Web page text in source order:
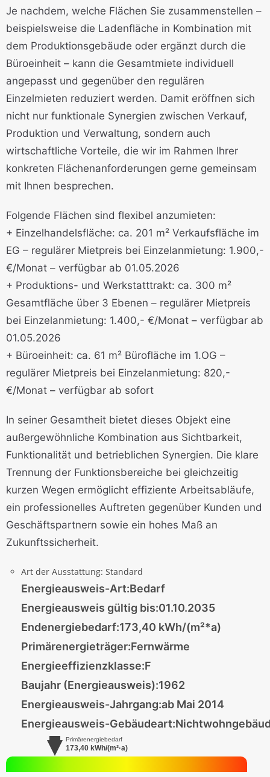
Je nachdem, welche Flächen Sie zusammenstellen –
beispielsweise die Ladenfläche in Kombination mit
dem Produktionsgebäude oder ergänzt durch die
Büroeinheit – kann die Gesamtmiete individuell
angepasst und gegenüber den regulären
Einzelmieten reduziert werden. Damit eröffnen sich
nicht nur funktionale Synergien zwischen Verkauf,
Produktion und Verwaltung, sondern auch
wirtschaftliche Vorteile, die wir im Rahmen Ihrer
konkreten Flächenanforderungen gerne gemeinsam
mit Ihnen besprechen.
Folgende Flächen sind flexibel anzumieten:
+ Einzelhandelsfläche: ca. 201 m² Verkaufsfläche im
EG – regulärer Mietpreis bei Einzelanmietung: 1.900,-
€/Monat – verfügbar ab 01.05.2026
+ Produktions- und Werkstatttrakt: ca. 300 m²
Gesamtfläche über 3 Ebenen – regulärer Mietpreis
bei Einzelanmietung: 1.400,- €/Monat – verfügbar ab
01.05.2026
+ Büroeinheit: ca. 61 m² Bürofläche im 1.OG –
regulärer Mietpreis bei Einzelanmietung: 820,-
€/Monat – verfügbar ab sofort
In seiner Gesamtheit bietet dieses Objekt eine
außergewöhnliche Kombination aus Sichtbarkeit,
Funktionalität und betrieblichen Synergien. Die klare
Trennung der Funktionsbereiche bei gleichzeitig
kurzen Wegen ermöglicht effiziente Arbeitsabläufe,
ein professionelles Auftreten gegenüber Kunden und
Geschäftspartnern sowie ein hohes Maß an
Zukunftssicherheit.
Art der Ausstattung: Standard
Energieausweis-Art:Bedarf
Energieausweis gültig bis:01.10.2035
Endenergiebedarf:173,40 kWh/(m²*a)
Primärenergieträger:Fernwärme
Energieeffizienzklasse:F
Baujahr (Energieausweis):1962
Energieausweis-Jahrgang:ab Mai 2014
Energieausweis-Gebäudeart:
Primärenergiebedarf
173,40kWh/(m²·a)